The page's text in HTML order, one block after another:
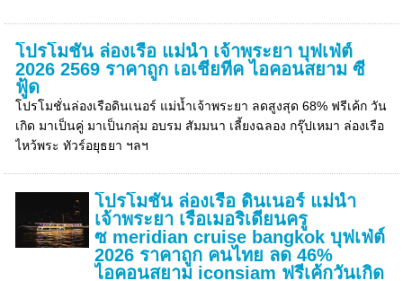
โปรโมชั่น ล่องเรือ แม่น้ำ เจ้าพระยา บุฟเฟ่ต์
2026 2569 ราคาถูก เอเชียทีค ไอคอนสยาม ซี
ฟู้ด
โปรโมชั่นล่องเรือดินเนอร์ แม่น้ำเจ้าพระยา ลดสูงสุด 68% ฟรีเค้ก วัน
เกิด มาเป็นคู่ มาเป็นกลุ่ม อบรม สัมมนา เลี้ยงฉลอง กรุ๊ปเหมา ล่องเรือ
ไหว้พระ ทัวร์อยุธยา ฯลฯ
โปรโมชั่น ล่องเรือ ดินเนอร์ แม่น้ำ
เจ้าพระยา เรือเมอริเดียนครู
ซ meridian cruise bangkok บุฟเฟ่ต์
2026 ราคาถูก คนไทย ลด 46%
ไอคอนสยาม iconsiam ฟรีเค้กวันเกิด